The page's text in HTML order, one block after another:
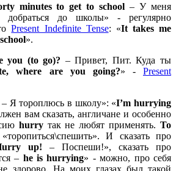
minutes to get to school – У меня
до школы» - регулярно
Present Indefinite Tense: «It takes me
».
you (to go)? – Привет, Пит. Куда ты
where are you going?» - Present
Я тороплюсь в школу»: «I’m hurrying
вам сказать, англичане и особенно
hurryтак не любят применять. To
И сказать про
up! – Поспеши!», сказать про
– heishurrying» - можно, про себя
здорово. На моих глазах был такой